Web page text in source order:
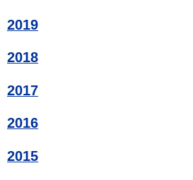
2019
2018
2017
2016
2015